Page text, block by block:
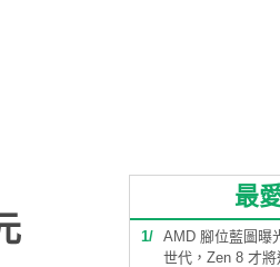
最
1
AMD 腳位藍圖曝
世代，Zen 8 才